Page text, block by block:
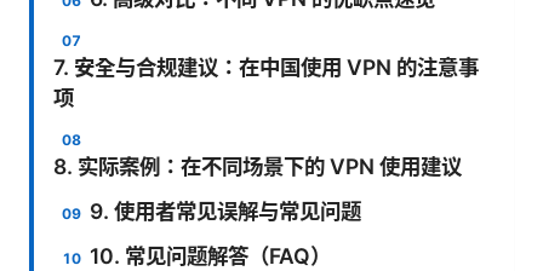
7. 安全与合规建议：在中国使用 VPN 的注意事
项
8. 实际案例：在不同场景下的 VPN 使用建议
9. 使用者常见误解与常见问题
10. 常见问题解答（FAQ）